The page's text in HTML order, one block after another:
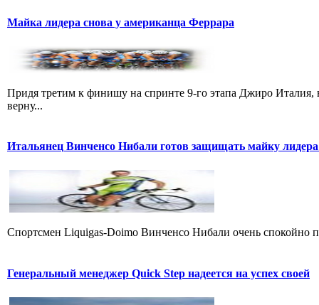
Майка лидера снова у американца Феррара
Придя третим к финишу на спринте 9-го этапа Джиро
верну...
Итальянец Винченсо Нибали готов защищать майку
Cпортсмен Liquigas-Doimo Винченсо Нибали очень спокойно
Генеральный менеджер Quick Step надеется на успех своей